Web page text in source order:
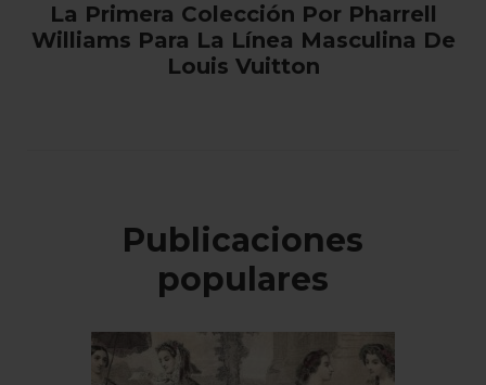
La Primera Colección Por Pharrell
Williams Para La Línea Masculina De
Louis Vuitton
Publicaciones
populares